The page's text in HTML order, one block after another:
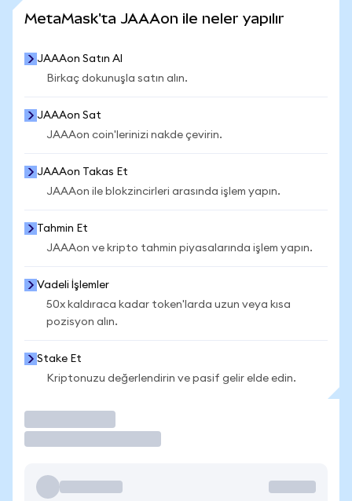
MetaMask'ta JAAAon ile neler yapılır
JAAAon Satın Al
Birkaç dokunuşla satın alın.
JAAAon Sat
JAAAon coin'lerinizi nakde çevirin.
JAAAon Takas Et
JAAAon ile blokzincirleri arasında işlem yapın.
Tahmin Et
JAAAon ve kripto tahmin piyasalarında işlem yapın.
Vadeli İşlemler
50x kaldıraca kadar token'larda uzun veya kısa
pozisyon alın.
Stake Et
Kriptonuzu değerlendirin ve pasif gelir elde edin.